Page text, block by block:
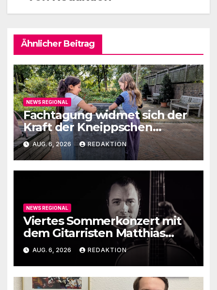
Ähnlicher Beitrag
NEWS REGIONAL
Fachtagung widmet sich der
Kraft der Kneippschen
Elemente
AUG. 6, 2026 REDAKTION
NEWS REGIONAL
Viertes Sommerkonzert mit
dem Gitarristen Matthias
Ehrig
AUG. 6, 2026 REDAKTION